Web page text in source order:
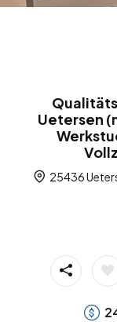
Uetersen
25436